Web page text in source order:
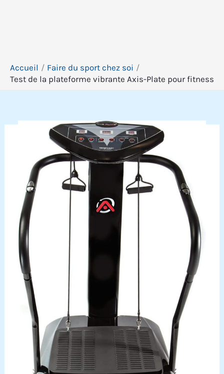
Accueil
Faire du sport chez soi
Test de la plateforme vibrante Axis-Plate pour fitness